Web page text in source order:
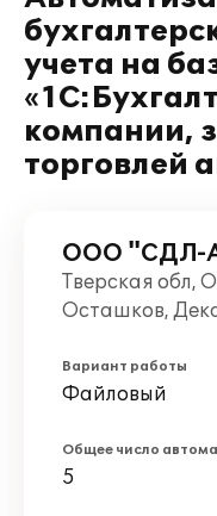
учета на
компании,
торговлей
ООО "СДЛ-
Тверская обл,
Осташков,
Вариант работы
Файловый
Общее число
5